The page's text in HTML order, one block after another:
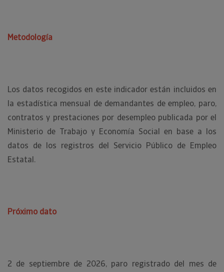
Metodología
Los datos recogidos en este indicador están incluidos en
la estadística mensual de demandantes de empleo, paro,
contratos y prestaciones por desempleo publicada por el
Ministerio de Trabajo y Economía Social en base a los
datos de los registros del Servicio Público de Empleo
Estatal.
Próximo dato
2 de septiembre de 2026, paro registrado del mes de